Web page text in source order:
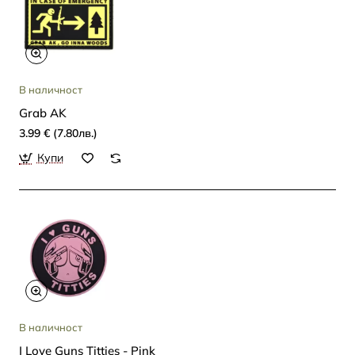
В наличност
Grab AK
3.99 € (7.80лв.)
Купи
В наличност
I Love Guns Titties - Pink